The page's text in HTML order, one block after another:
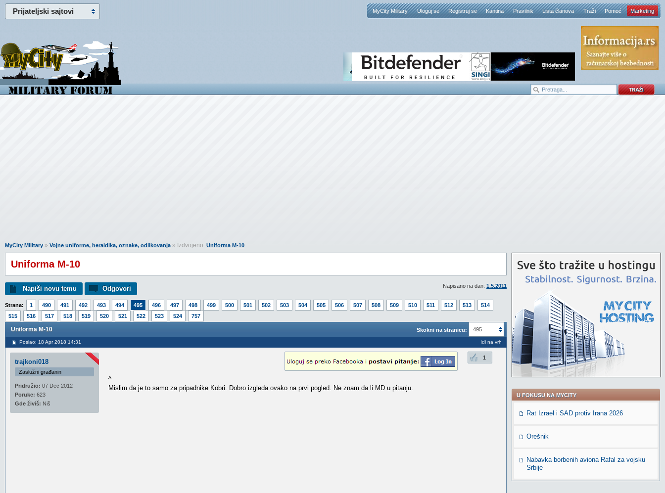
Prijateljski sajtovi MyCity Military Uloguj se Registruj se Kantina Pravilnik Lista članova Traži Pomoć Marketing
MyCity Military » Vojne uniforme, heraldika, oznake, odlikovanja» Izdvojeno: Uniforma M-10
Uniforma M-10
Napisano na dan: 1.5.2011
Napiši novu temu Odgovori
Strana: 1 490 491 492 493 494 495 496 497 498 499 500 501 502 503 504 505 506 507 508 509 510 511 512 513
514
515
516 517 518 519 520 521 522 523 524 757
Skokni na stranicu: 495
Uniforma M-10
Poslao: 18 Apr 2018 14:31 Idi na vrh
trajkoni018
Zaslužni građanin
Pridružio: 07 Dec 2012
Poruke: 623
Gde živiš: Niš
1
^
Mislim da je to samo za pripadnike Kobri. Dobro izgleda ovako na prvi pogled. Ne znam da li MD u pitanju.
U FOKUSU NA MYCITY
Rat Izrael i SAD protiv Irana 2026
Orešnik
Nabavka borbenih aviona Rafal za vojsku
Srbije